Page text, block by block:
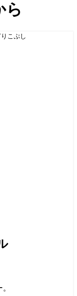
ら
こぷし